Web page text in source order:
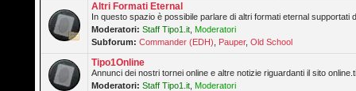
Altri Formati Eternal
In questo spazio è possibile parlare di altri formati eternal supportati
Moderatori: Staff Tipo1.it Moderatori
Subforum:Commander (EDH) Pauper,Old School
Tipo1Online
Annunci dei nostri tornei online e altre notizie riguardanti il sito
Moderatori: Staff Tipo1.it Moderatori